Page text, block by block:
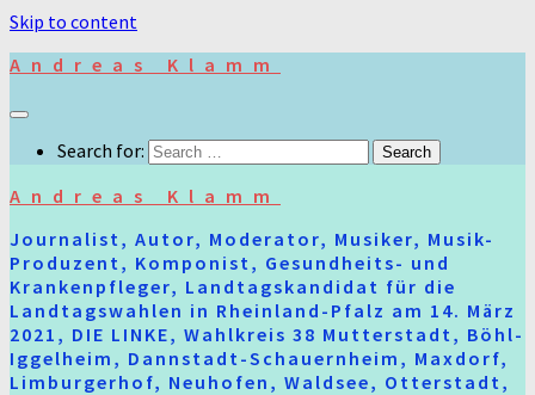
Skip to content
Andreas Klamm
Search for:
Andreas Klamm
Journalist, Autor, Moderator, Musiker, Musik-
Produzent, Komponist, Gesundheits- und
Krankenpfleger, Landtagskandidat für die
Landtagswahlen in Rheinland-Pfalz am 14. März
2021, DIE LINKE, Wahlkreis 38 Mutterstadt, Böhl-
Iggelheim, Dannstadt-Schauernheim, Maxdorf,
Limburgerhof, Neuhofen, Waldsee, Otterstadt,